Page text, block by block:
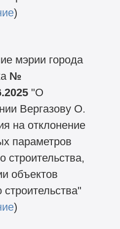
)
мэрии города
№
"О
Вергазову О.
на отклонение
параметров
строительства,
объектов
строительства"
)